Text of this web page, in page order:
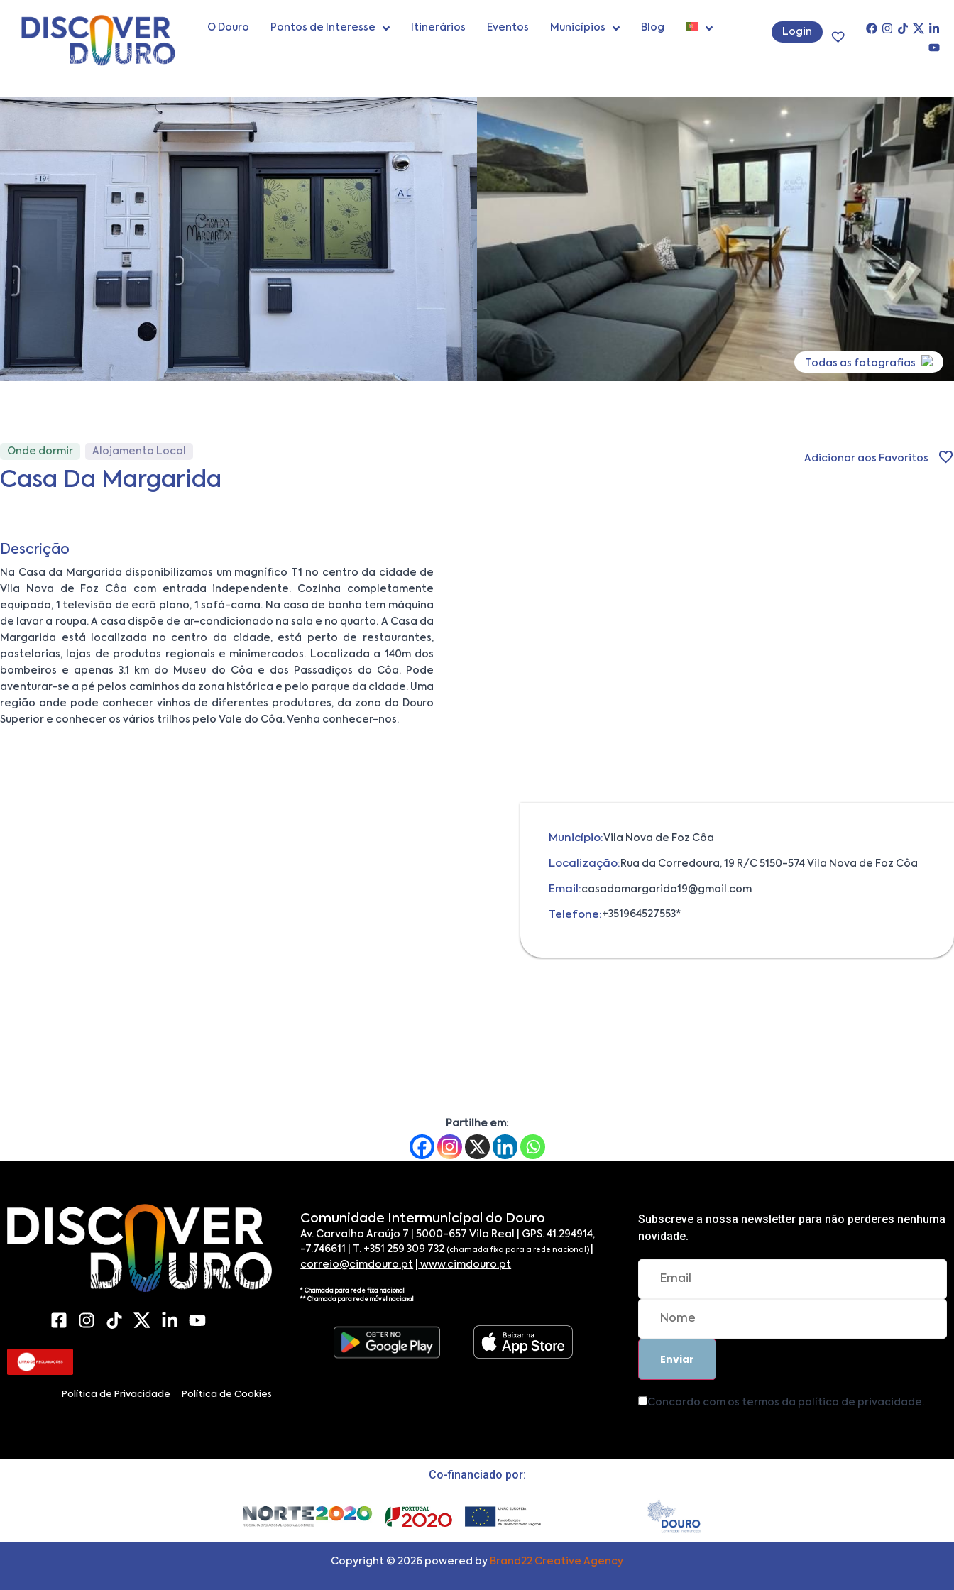
O Douro Pontos de Interesse Itinerários Eventos Municípios Blog Login
Todas as fotografias
Onde dormir Alojamento Local
Casa Da Margarida
Adicionar aos Favoritos
Descrição
Na Casa da Margarida disponibilizamos um magnífico T1 no centro da cidade de
Vila Nova de Foz Côa com entrada independente. Cozinha completamente
equipada, 1 televisão de ecrã plano, 1 sofá-cama. Na casa de banho tem máquina
de lavar a roupa. A casa dispõe de ar-condicionado na sala e no quarto. A Casa da
Margarida está localizada no centro da cidade, está perto de restaurantes,
pastelarias, lojas de produtos regionais e minimercados. Localizada a 140m dos
bombeiros e apenas 3.1 km do Museu do Côa e dos Passadiços do Côa. Pode
aventurar-se a pé pelos caminhos da zona histórica e pelo parque da cidade. Uma
região onde pode conhecer vinhos de diferentes produtores, da zona do Douro
Superior e conhecer os vários trilhos pelo Vale do Côa. Venha conhecer-nos.
Município:Vila Nova de Foz Côa
Localização: Rua da Corredoura, 19 R/C 5150-574 Vila Nova de Foz Côa
Email:casadamargarida19@gmail.com
Telefone:+351964527553*
Partilhe em:
Política de Privacidade Política de Cookies
Comunidade Intermunicipal do Douro
Av. Carvalho Araújo 7 | 5000-657 Vila Real | GPS. 41.294914,
-7.746611 | T. +351 259 309 732(chamada fixa para a rede nacional)
correio@cimdouro.pt
www.cimdouro.pt
* Chamada para rede fixa nacional
** Chamada para rede móvel nacional
Subscreve a nossa newsletter para não perderes nenhuma
novidade.
Concordo com os termos da política de privacidade.
Co-financiado por:
Copyright © 2026 powered by Brand22 Creative Agency